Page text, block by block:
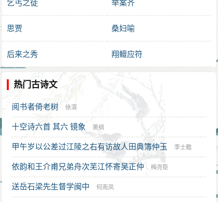
乞丐之徒 举案齐
思贾 桑妇喻
后来之秀 翔鳣应符
热门古诗文
阅书者倚老树 徐渭
十空诗六首 其六 镜象 萧纲
甲午岁以公差过江陵之右有访故人田典簿仲玉 李士瞻
依韵和王介甫兄弟舟次芜江怀寄吴正仲 梅尧臣
送岳石梁先生督学闽中 何南凤